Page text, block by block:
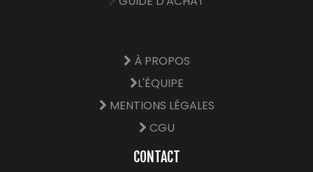
À PROPOS
L'ÉQUIPE
MENTIONS LÉGALES
CGU
CONTACT